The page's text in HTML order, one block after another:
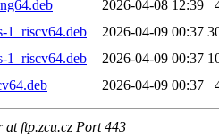
2026-04-08 12:39
1_riscv64.deb
2026-04-09 00:37
1_riscv64.deb
2026-04-09 00:37
2026-04-09 00:37
at ftp.zcu.cz Port 443